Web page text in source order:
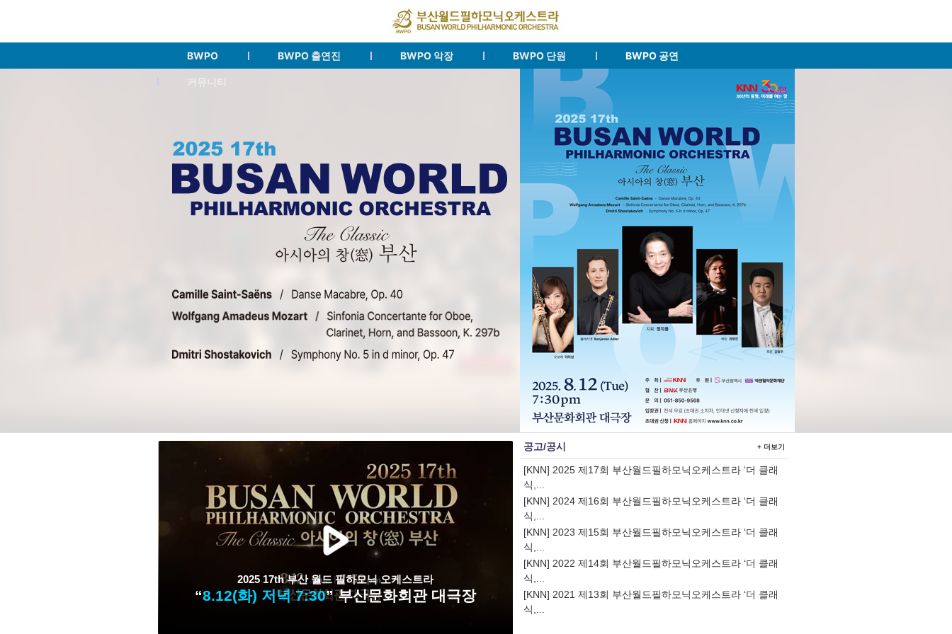
BWPO BWPO 출연진 BWPO 악장 BWPO 단원 BWPO 공연
2025 17th 부산 월드 필하모닉 오케스트라
“8.12(화) 저녁 7:30” 부산문화회관 대극장
공고/공시 + 더보기
[KNN] 2025 제17회 부산월드필하모닉오케스트라 ‘더 클래
식,...
[KNN] 2024 제16회 부산월드필하모닉오케스트라 ‘더 클래
식,...
[KNN] 2023 제15회 부산월드필하모닉오케스트라 ‘더 클래
식,...
[KNN] 2022 제14회 부산월드필하모닉오케스트라 ‘더 클래
식,...
[KNN] 2021 제13회 부산월드필하모닉오케스트라 ‘더 클래
식,...